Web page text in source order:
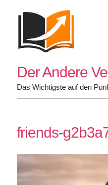
Der Andere
Das Wichtigste auf den
friends-